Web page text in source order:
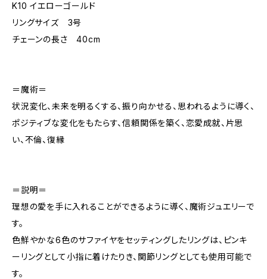
K10 イエローゴールド
リングサイズ 3号
チェーンの長さ 40cm
＝魔術＝
状況変化、未来を明るくする、振り向かせる、思われるように導く、
ポジティブな変化をもたらす、信頼関係を築く、恋愛成就、片思
い、不倫、復縁
＝説明＝
理想の愛を手に入れることができるように導く、魔術ジュエリーで
す。
色鮮やかな6色のサファイヤをセッティングしたリングは、ピンキ
ーリングとして小指に着けたりき、関節リングとしても使用可能で
す。